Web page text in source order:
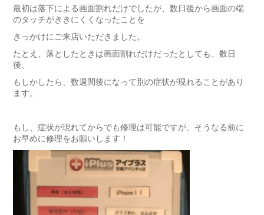
最初は落下による画面割れだけでしたが、数日後から画面の端
のタッチがききにくくなったことを
きっかけにご来店いただきました。
たとえ、落としたときは画面割れだけだったとしても、数日
後、
もしかしたら、数週間後になって別の症状が現れることがあり
ます。
もし、症状が現れてからでも修理は可能ですが、そうなる前に
お早めに修理をお願いします！